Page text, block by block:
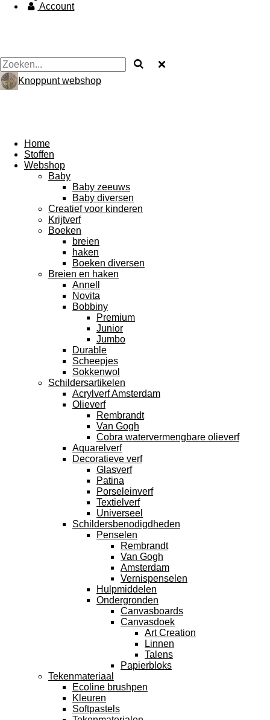
Account
Knoppunt webshop
Home
Stoffen
Webshop
Baby
Baby zeeuws
Baby diversen
Creatief voor kinderen
Krijtverf
Boeken
breien
haken
Boeken diversen
Breien en haken
Annell
Novita
Bobbiny
Premium
Junior
Jumbo
Durable
Scheepjes
Sokkenwol
Schildersartikelen
Acrylverf Amsterdam
Olieverf
Rembrandt
Van Gogh
Cobra watervermengbare olieverf
Aquarelverf
Decoratieve verf
Glasverf
Patina
Porseleinverf
Textielverf
Universeel
Schildersbenodigdheden
Penselen
Rembrandt
Van Gogh
Amsterdam
Vernispenselen
Hulpmiddelen
Ondergronden
Canvasboards
Canvasdoek
Art Creation
Linnen
Talens
Papierbloks
Tekenmateriaal
Ecoline brushpen
Kleuren
Softpastels